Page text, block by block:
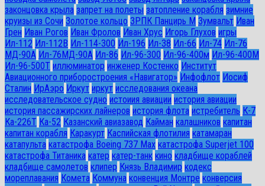
законцовка крыла запрет на полеты затопление корабля зимние
круизы из Сочи Золотое кольцо ЗРПК Панцирь М Зумвальт Иван
Грен Иван Рогов Иван Фролов Иван Хрус Игорь Глухов игры
Ил-112 Ил-112В Ил-114-300 Ил-196 Ил-38 Ил-66 Ил-74 Ил-76
МД-90А Ил-76МД-90А Ил-86 Ил-96-300 Ил-96-400м Ил-96-400М
Ил-96-500Т иллюминатор инженер Костенко Институт
Авиационного приборостроения «Навигатор» Инфофлот Иосиф
Сталин ИрАэро Иркут иркут исследования океана
исследовательское судно истоиия авиации история авиации
история пассажирских лайнеров история флота истребитель К-7
Ка-226Т Ка-52 Казанский авиазавод Кайман калашников капитан
капитан корабля Каракурт Каспийская флотилия катамаран
катапульта катастрофа Boeing 737 Max катастрофа Superjet 100
катастрофа Титаника катер катер-танк кино кладбище кораблей
кладбище самолетов клипер Князь Владимир кодекс
мореплавания Комета Коммуна конвенция Монтре конверсия